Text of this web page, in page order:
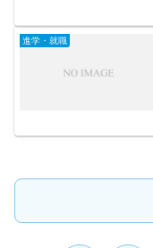
進学・就職